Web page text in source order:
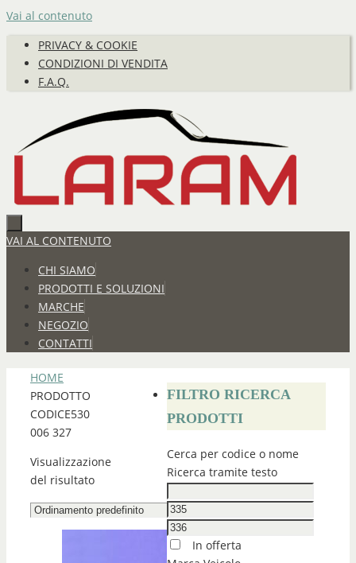
Vai al contenuto
PRIVACY & COOKIE
CONDIZIONI DI VENDITA
F.A.Q.
VAI AL CONTENUTO
CHI SIAMO
PRODOTTI E SOLUZIONI
MARCHE
NEGOZIO
CONTATTI
HOME
PRODOTTO
CODICE530
006 327
Visualizzazione
del risultato
FILTRO RICERCA
PRODOTTI
Cerca per codice o nome
Ricerca tramite testo
In offerta